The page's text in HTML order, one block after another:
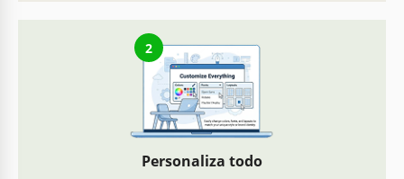
2
Personaliza todo